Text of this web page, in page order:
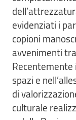
evidenziati i
copioni
avvenimenti
spazi e
di
culturale